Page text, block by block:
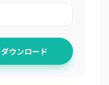
ウンロード